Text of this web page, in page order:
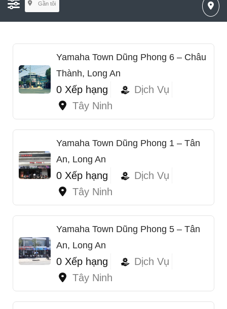
Gần tôi
Yamaha Town Dũng Phong 6 – Châu
Thành, Long An
0 Xếp hạng
Dịch Vụ
Tây Ninh
Yamaha Town Dũng Phong 1 – Tân
An, Long An
0 Xếp hạng
Dịch Vụ
Tây Ninh
Yamaha Town Dũng Phong 5 – Tân
An, Long An
0 Xếp hạng
Dịch Vụ
Tây Ninh